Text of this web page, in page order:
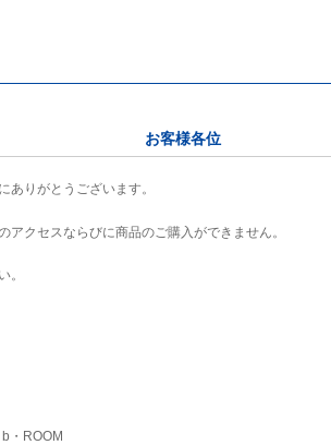
お客様各位
ありがとうございます。
クセスならびに商品のご購入ができません。
。
・ROOM